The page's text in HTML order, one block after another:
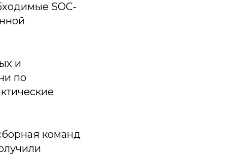
SOC-
и
по
команд